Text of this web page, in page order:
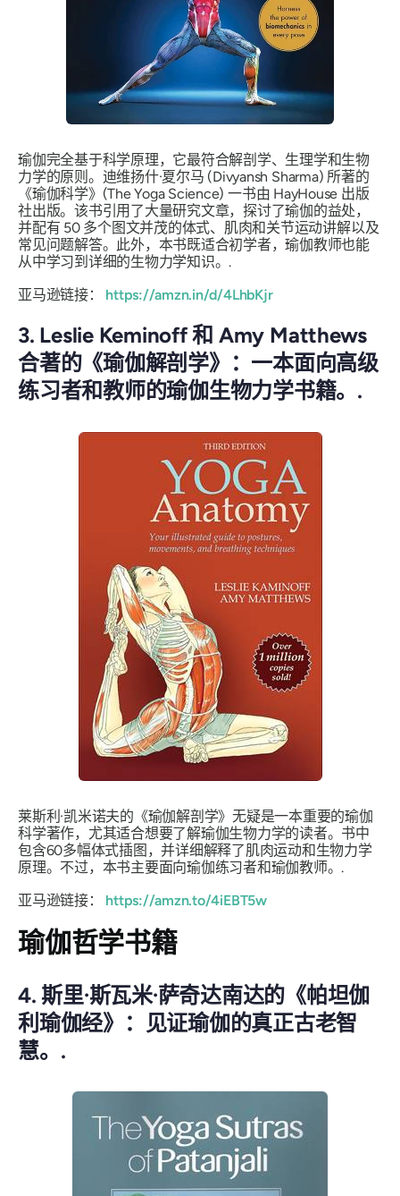
瑜伽完全基于科学原理，它最符合解剖学、生理学和生物
力学的原则。迪维扬什·夏尔马 (Divyansh Sharma) 所著的
《瑜伽科学》(The Yoga Science) 一书由 HayHouse 出版
社出版。该书引用了大量研究文章，探讨了瑜伽的益处，
并配有 50 多个图文并茂的体式、肌肉和关节运动讲解以及
常见问题解答。此外，本书既适合初学者，瑜伽教师也能
从中学习到详细的生物力学知识。.
亚马逊链接： https://amzn.in/d/4LhbKjr
3. Leslie Keminoff 和 A​​my Matthews
合著的《瑜伽解剖学》：一本面向高级
练习者和教师的瑜伽生物力学书籍。.
莱斯利·凯米诺夫的《瑜伽解剖学》无疑是一本重要的瑜伽
科学著作，尤其适合想要了解瑜伽生物力学的读者。书中
包含60多幅体式插图，并详细解释了肌肉运动和生物力学
原理。不过，本书主要面向瑜伽练习者和瑜伽教师。.
亚马逊链接： https://amzn.to/4iEBT5w
瑜伽哲学书籍
4. 斯里·斯瓦米·萨奇达南达的《帕坦伽
利瑜伽经》：见证瑜伽的真正古老智
慧。.